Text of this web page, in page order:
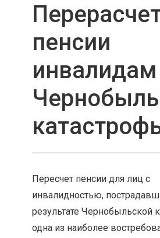
пенсии
инвалидам
Пересчет пенсии для лиц с
инвалидностью,
результате Чернобыльской
одна из наиболее